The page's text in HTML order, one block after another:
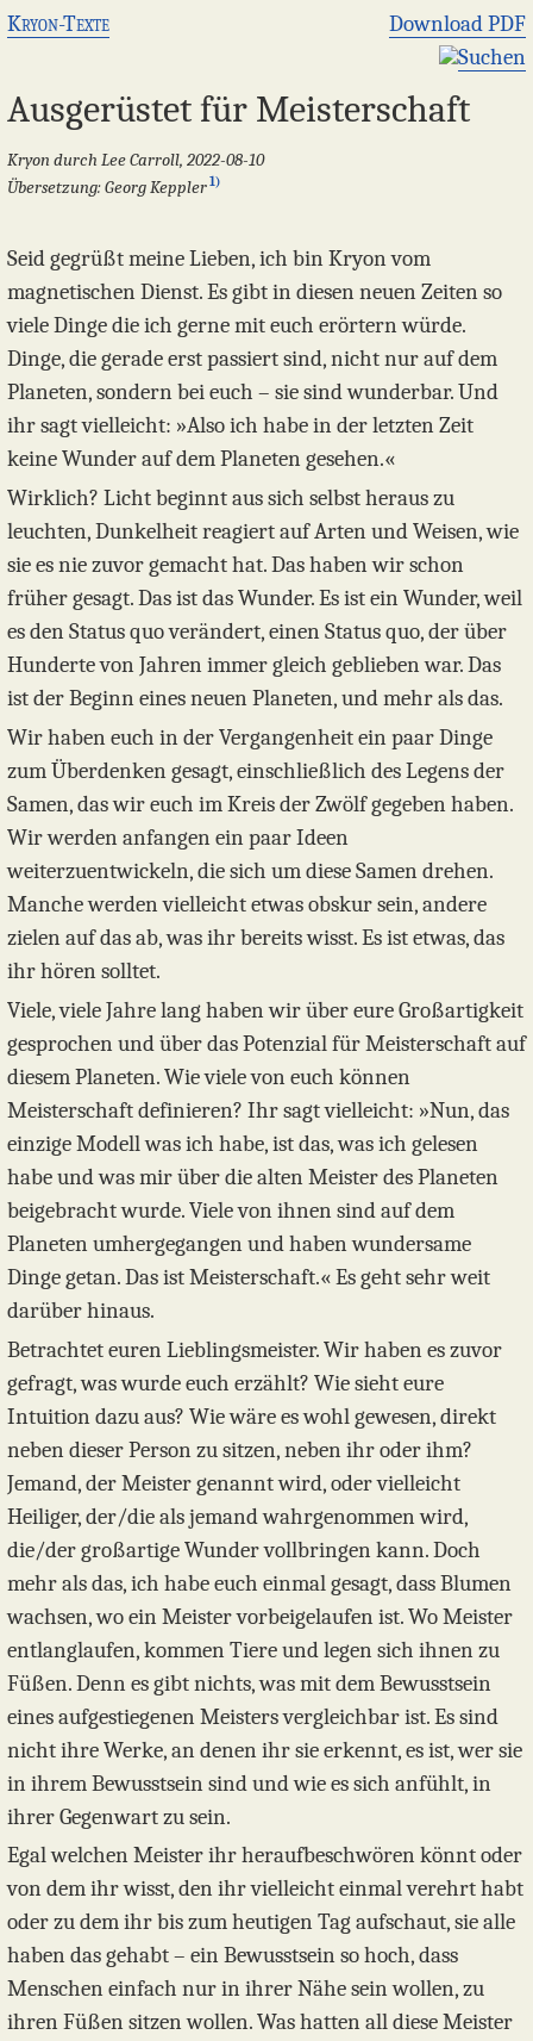
Kryon-Texte
Download PDF
Suchen
Ausgerüstet für Meisterschaft
Kryon durch Lee Carroll, 2022-08-10
Übersetzung: Georg Keppler1)
Seid gegrüßt meine Lieben, ich bin Kryon vom
magnetischen Dienst. Es gibt in diesen neuen Zeiten so
viele Dinge die ich gerne mit euch erörtern würde.
Dinge, die gerade erst passiert sind, nicht nur auf dem
Planeten, sondern bei euch – sie sind wunderbar. Und
ihr sagt vielleicht: »Also ich habe in der letzten Zeit
keine Wunder auf dem Planeten gesehen.«
Wirklich? Licht beginnt aus sich selbst heraus zu
leuchten, Dunkelheit reagiert auf Arten und Weisen, wie
sie es nie zuvor gemacht hat. Das haben wir schon
früher gesagt. Das ist das Wunder. Es ist ein Wunder, weil
es den Status quo verändert, einen Status quo, der über
Hunderte von Jahren immer gleich geblieben war. Das
ist der Beginn eines neuen Planeten, und mehr als das.
Wir haben euch in der Vergangenheit ein paar Dinge
zum Überdenken gesagt, einschließlich des Legens der
Samen, das wir euch im Kreis der Zwölf gegeben haben.
Wir werden anfangen ein paar Ideen
weiterzuentwickeln, die sich um diese Samen drehen.
Manche werden vielleicht etwas obskur sein, andere
zielen auf das ab, was ihr bereits wisst. Es ist etwas, das
ihr hören solltet.
Viele, viele Jahre lang haben wir über eure Großartigkeit
gesprochen und über das Potenzial für Meisterschaft auf
diesem Planeten. Wie viele von euch können
Meisterschaft definieren? Ihr sagt vielleicht: »Nun, das
einzige Modell was ich habe, ist das, was ich gelesen
habe und was mir über die alten Meister des Planeten
beigebracht wurde. Viele von ihnen sind auf dem
Planeten umhergegangen und haben wundersame
Dinge getan. Das ist Meisterschaft.« Es geht sehr weit
darüber hinaus.
Betrachtet euren Lieblingsmeister. Wir haben es zuvor
gefragt, was wurde euch erzählt? Wie sieht eure
Intuition dazu aus? Wie wäre es wohl gewesen, direkt
neben dieser Person zu sitzen, neben ihr oder ihm?
Jemand, der Meister genannt wird, oder vielleicht
Heiliger, der/die als jemand wahrgenommen wird,
die/der großartige Wunder vollbringen kann. Doch
mehr als das, ich habe euch einmal gesagt, dass Blumen
wachsen, wo ein Meister vorbeigelaufen ist. Wo Meister
entlanglaufen, kommen Tiere und legen sich ihnen zu
Füßen. Denn es gibt nichts, was mit dem Bewusstsein
eines aufgestiegenen Meisters vergleichbar ist. Es sind
nicht ihre Werke, an denen ihr sie erkennt, es ist, wer sie
in ihrem Bewusstsein sind und wie es sich anfühlt, in
ihrer Gegenwart zu sein.
Egal welchen Meister ihr heraufbeschwören könnt oder
von dem ihr wisst, den ihr vielleicht einmal verehrt habt
oder zu dem ihr bis zum heutigen Tag aufschaut, sie alle
haben das gehabt – ein Bewusstsein so hoch, dass
Menschen einfach nur in ihrer Nähe sein wollen, zu
ihren Füßen sitzen wollen. Was hatten all diese Meister